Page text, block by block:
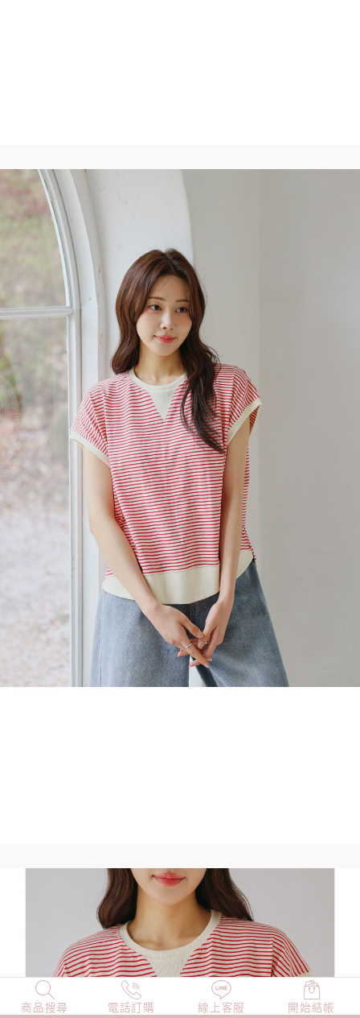
商品搜尋 電話訂購 線上客服 開始結帳
NEW 店長精選 TOP100 小編穿搭